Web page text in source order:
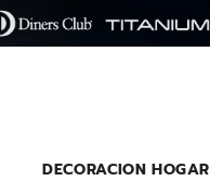
DECORACION HOGAR